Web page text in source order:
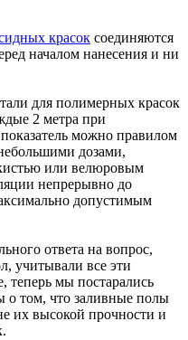
красок соединяются
началом нанесения и ни
для полимерных красок
2 метра при
можно правилом
дозами,
или велюровым
непрерывно до
допустимым
ответа на вопрос,
учитывали все эти
мы постарались
о том, что заливные полы
их высокой прочности и